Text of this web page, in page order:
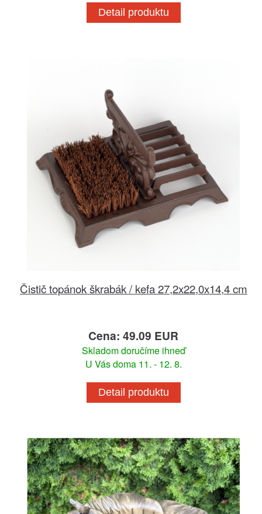
Detail produktu
Čistič topánok škrabák / kefa 27,2x22,0x14,4 cm
Cena: 49.09 EUR
Skladom doručíme ihneď
U Vás doma 11. - 12. 8.
Detail produktu